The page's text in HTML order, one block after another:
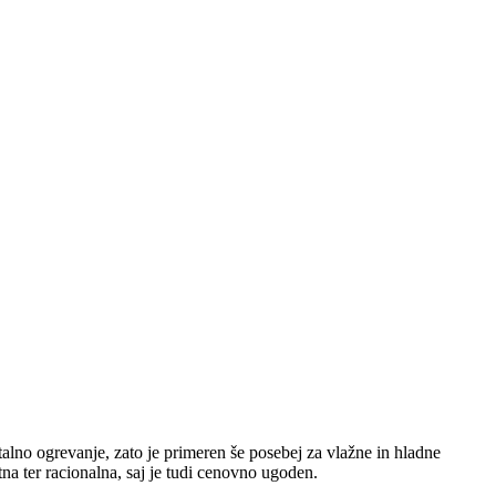
ogrevanje, zato je primeren še posebej za vlažne in hladne
ter racionalna, saj je tudi cenovno ugoden.